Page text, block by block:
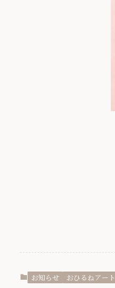
お知らせ おひるねアート